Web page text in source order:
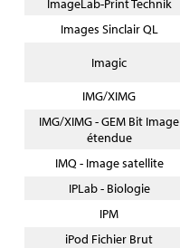
ImageLab-Print Technik
Images Sinclair QL
Imagic
IMG/XIMG
IMG/XIMG - GEM Bit Image
étendue
IMQ - Image satellite
IPLab - Biologie
IPM
iPod Fichier Brut